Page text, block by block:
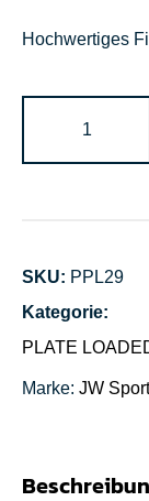
Hochwertiges
SKU: PPL29
Kategorie:
PLATE
Marke: JW Sport